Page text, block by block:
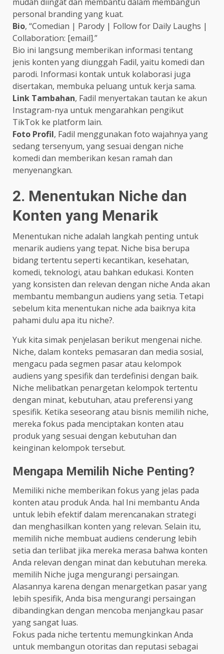
personal branding yang kuat.
Bio, “Comedian | Parody | Follow for Daily Laughs |
Collaboration: [email].”
Bio ini langsung memberikan informasi tentang
jenis konten yang diunggah Fadil, yaitu komedi dan
parodi. Informasi kontak untuk kolaborasi juga
disertakan, membuka peluang untuk kerja sama.
Link Tambahan, Fadil menyertakan tautan ke akun
Instagram-nya untuk mengarahkan pengikut
TikTok ke platform lain.
Foto Profil, Fadil menggunakan foto wajahnya yang
sedang tersenyum, yang sesuai dengan niche
komedi dan memberikan kesan ramah dan
menyenangkan.
2. Menentukan Niche dan
Konten yang Menarik
Menentukan niche adalah langkah penting untuk
menarik audiens yang tepat. Niche bisa berupa
bidang tertentu seperti kecantikan, kesehatan,
komedi, teknologi, atau bahkan edukasi. Konten
yang konsisten dan relevan dengan niche Anda akan
membantu membangun audiens yang setia. Tetapi
sebelum kita menentukan niche ada baiknya kita
pahami dulu apa itu niche?.
Yuk kita simak penjelasan berikut mengenai niche.
Niche, dalam konteks pemasaran dan media sosial,
mengacu pada segmen pasar atau kelompok
audiens yang spesifik dan terdefinisi dengan baik.
Niche melibatkan penargetan kelompok tertentu
dengan minat, kebutuhan, atau preferensi yang
spesifik. Ketika seseorang atau bisnis memilih niche,
mereka fokus pada menciptakan konten atau
produk yang sesuai dengan kebutuhan dan
keinginan kelompok tersebut.
Mengapa Memilih Niche Penting?
Memiliki niche memberikan fokus yang jelas pada
konten atau produk Anda. hal Ini membantu Anda
untuk lebih efektif dalam merencanakan strategi
dan menghasilkan konten yang relevan. Selain itu,
memilih niche membuat audiens cenderung lebih
setia dan terlibat jika mereka merasa bahwa konten
Anda relevan dengan minat dan kebutuhan mereka.
memilih Niche juga mengurangi persaingan.
Alasannya karena dengan menargetkan pasar yang
lebih spesifik, Anda bisa mengurangi persaingan
dibandingkan dengan mencoba menjangkau pasar
yang sangat luas.
Fokus pada niche tertentu memungkinkan Anda
untuk membangun otoritas dan reputasi sebagai